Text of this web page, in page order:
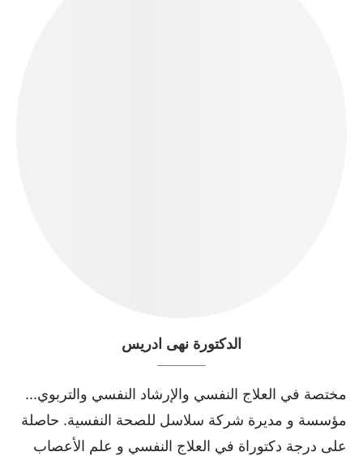
الدكتورة نهى ادريس
مختصة في العلاج النفسي والإرشاد النفسي والتربوي...
مؤسسة و مديرة شركة سلاسل للصحة النفسية. حاصلة
على درجة دكتوراة في العلاج النفسي و علم الأعصاب